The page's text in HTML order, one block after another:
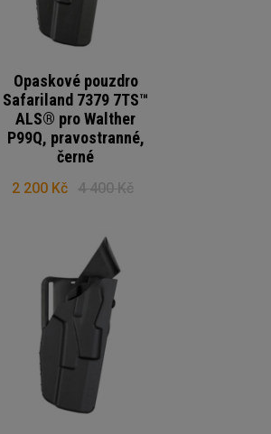
Opaskové pouzdro
Safariland 7379 7TS™
ALS® pro Walther
P99Q, pravostranné,
černé
2 200 Kč 4 400 Kč